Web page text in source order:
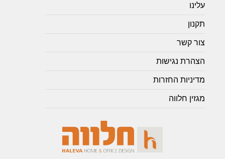
עלינו
תקנון
צור קשר
הצהרת נגישות
מדיניות החזרות
מגזין חלווה